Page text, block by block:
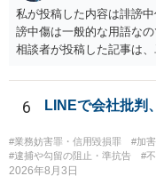
更・確認しておく事項に
界があるかと思うので、
も一つかと存じます。
私が投稿した内容は誹謗
謗中傷は一般的な用語な
相談者が投稿した記事は
て、開示請求が認められ
でしょうか？ →権利侵害
ため、民事裁判や刑事裁
に思われます。
6 LINEで会社批判
#業務妨害罪・信用毀損罪 #加
#逮捕や勾留の阻止・準抗告
#
2026年8月3日